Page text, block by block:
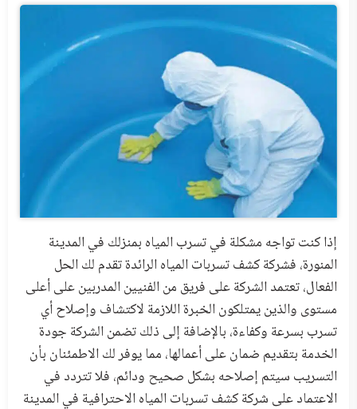
إذا كنت تواجه مشكلة في تسرب المياه بمنزلك في المدينة
المنورة، فشركة كشف تسربات المياه الرائدة تقدم لك الحل
الفعال، تعتمد الشركة على فريق من الفنيين المدربين على أعلى
مستوى والذين يمتلكون الخبرة اللازمة لاكتشاف وإصلاح أي
تسرب بسرعة وكفاءة، بالإضافة إلى ذلك تضمن الشركة جودة
الخدمة بتقديم ضمان على أعمالها، مما يوفر لك الاطمئنان بأن
التسريب سيتم إصلاحه بشكل صحيح ودائم، فلا تتردد في
الاعتماد على شركة كشف تسربات المياه الاحترافية في المدينة